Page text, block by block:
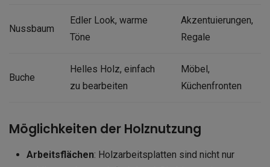
Nussbaum
Edler Look, warme
Töne
Akzentuierungen,
Regale
Buche
Helles Holz, einfach
zu bearbeiten
Möbel,
Küchenfronten
Möglichkeiten der Holznutzung
Arbeitsflächen: Holzarbeitsplatten sind nicht nur